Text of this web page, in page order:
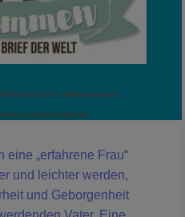
für Hebammen!:)
Informationen
eine „erfahrene Frau“
und leichter werden,
und Geborgenheit